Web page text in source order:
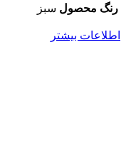
رنگ محصول سبز
اطلاعات بیشتر